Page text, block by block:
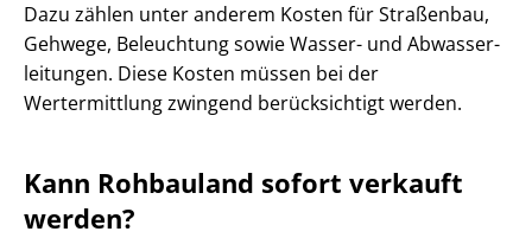
Dazu zählen unter anderem Kosten für Straßenbau,
Gehwege, Beleuchtung sowie Wasser- und Ab­was­ser­
lei­tun­gen. Diese Kosten müssen bei der
Wertermittlung zwingend berücksichtigt werden.
Kann Rohbauland sofort verkauft
werden?